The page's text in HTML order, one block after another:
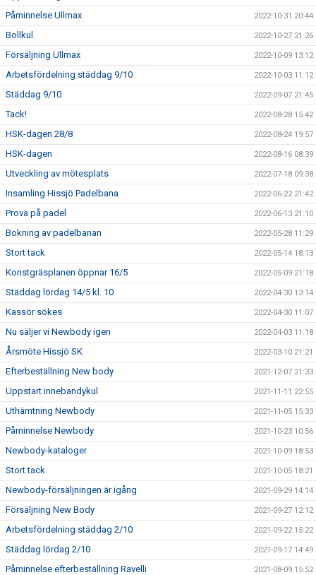
Påminnelse Ullmax 2022-10-31 20:44
Bollkul 2022-10-27 21:26
Försäljning Ullmax 2022-10-09 13:12
Arbetsfördelning städdag 9/10 2022-10-03 11:12
Städdag 9/10 2022-09-07 21:45
Tack! 2022-08-28 15:42
HSK-dagen 28/8 2022-08-24 19:57
HSK-dagen 2022-08-16 08:39
Utveckling av mötesplats 2022-07-18 09:38
Insamling Hissjö Padelbana 2022-06-22 21:42
Prova på padel 2022-06-13 21:10
Bokning av padelbanan 2022-05-28 11:29
Stort tack 2022-05-14 18:13
Konstgräsplanen öppnar 16/5 2022-05-09 21:18
Städdag lördag 14/5 kl. 10 2022-04-30 13:14
Kassör sökes 2022-04-30 11:07
Nu säljer vi Newbody igen 2022-04-03 11:18
Årsmöte Hissjö SK 2022-03-10 21:21
Efterbeställning New body 2021-12-07 21:33
Uppstart innebandykul 2021-11-11 22:55
Uthämtning Newbody 2021-11-05 15:33
Påminnelse Newbody 2021-10-23 10:56
Newbody-kataloger 2021-10-09 18:53
Stort tack 2021-10-05 18:21
Newbody-försäljningen är igång 2021-09-29 14:14
Försäljning New Body 2021-09-27 12:12
Arbetsfördelning städdag 2/10 2021-09-22 15:22
Städdag lördag 2/10 2021-09-17 14:49
Påminnelse efterbeställning Ravelli 2021-08-09 15:52